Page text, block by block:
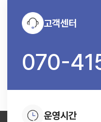
고객센터
070-
운영시간